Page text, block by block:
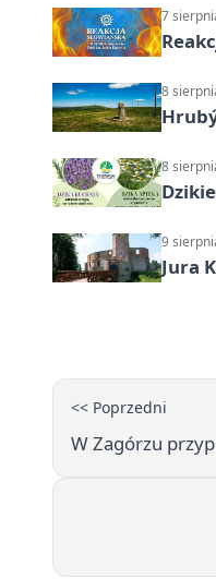
7
8
8
9
Jura
<< Poprzedni
W Zagórzu